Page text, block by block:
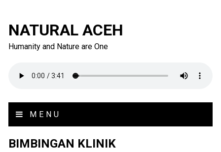
NATURAL ACEH
Humanity and Nature are One
MENU
BIMBINGAN KLINIK